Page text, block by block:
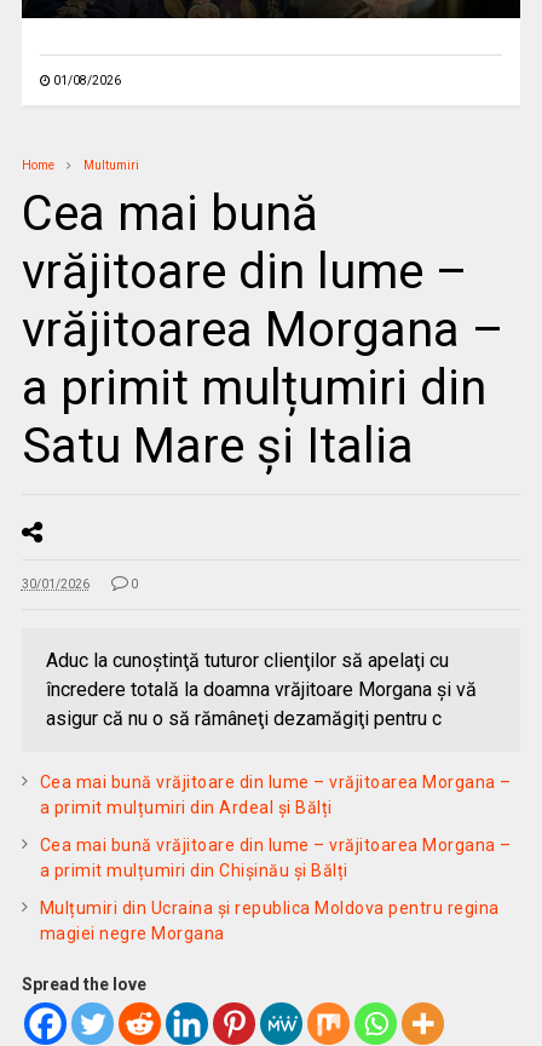
01/08/2026
Home Multumiri
Cea mai bună
vrăjitoare din lume –
vrăjitoarea Morgana –
a primit mulțumiri din
Satu Mare și Italia
30/01/2026 0
Aduc la cunoştinţă tuturor clienţilor să apelaţi cu
încredere totală la doamna vrăjitoare Morgana și vă
asigur că nu o să rămâneţi dezamăgiţi pentru c
Cea mai bună vrăjitoare din lume – vrăjitoarea Morgana –
a primit mulțumiri din Ardeal și Bălți
Cea mai bună vrăjitoare din lume – vrăjitoarea Morgana –
a primit mulțumiri din Chișinău și Bălți
Mulțumiri din Ucraina și republica Moldova pentru regina
magiei negre Morgana
Spread the love